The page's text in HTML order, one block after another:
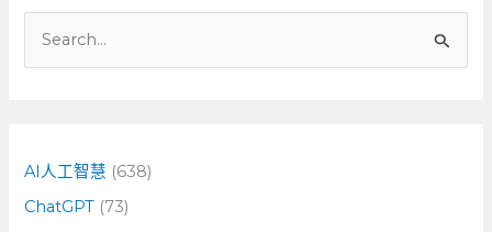
字
:
AI人工智慧 (638)
ChatGPT (73)